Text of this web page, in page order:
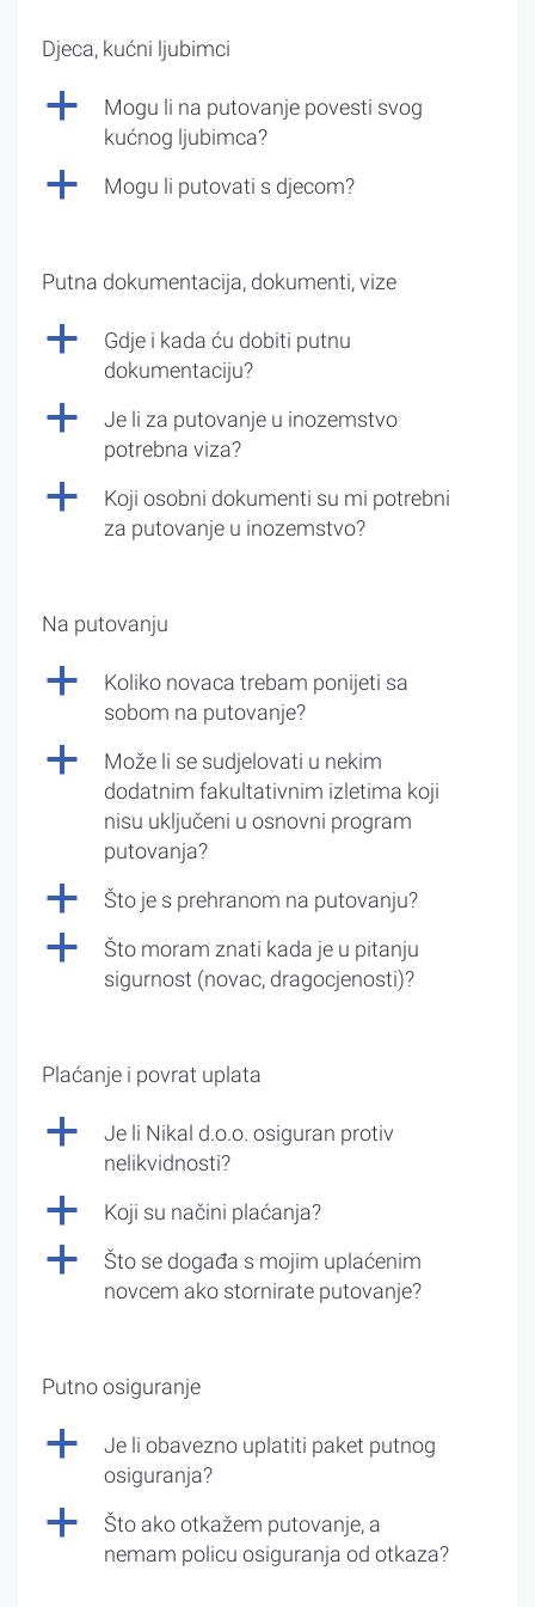
Djeca, kućni ljubimci
a
Mogu li na putovanje povesti svog
kućnog ljubimca?
a Mogu li putovati s djecom?
Putna dokumentacija, dokumenti, vize
a
Gdje i kada ću dobiti putnu
dokumentaciju?
a
Je li za putovanje u inozemstvo
potrebna viza?
a
Koji osobni dokumenti su mi potrebni
za putovanje u inozemstvo?
Na putovanju
a
Koliko novaca trebam ponijeti sa
sobom na putovanje?
a
Može li se sudjelovati u nekim
dodatnim fakultativnim izletima koji
nisu uključeni u osnovni program
putovanja?
a Što je s prehranom na putovanju?
a
Što moram znati kada je u pitanju
sigurnost (novac, dragocjenosti)?
Plaćanje i povrat uplata
a
Je li Nikal d.o.o. osiguran protiv
nelikvidnosti?
a Koji su načini plaćanja?
a
Što se događa s mojim uplaćenim
novcem ako stornirate putovanje?
Putno osiguranje
a
Je li obavezno uplatiti paket putnog
osiguranja?
a
Što ako otkažem putovanje, a
nemam policu osiguranja od otkaza?